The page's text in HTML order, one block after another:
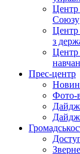
Центр
Союзу
Центр
з
Центр
Прес-центр
Фото-